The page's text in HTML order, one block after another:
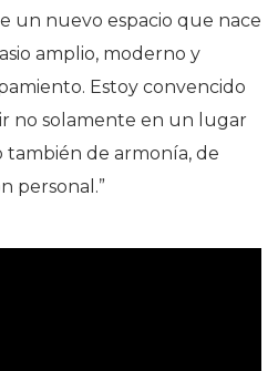
un nuevo espacio que nace
amplio, moderno y
Estoy convencido
no solamente en un lugar
de armonía, de
personal.”